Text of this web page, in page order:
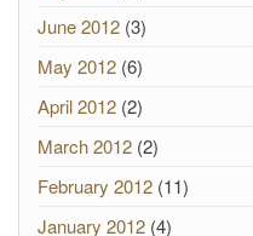
June 2012 (3)
May 2012 (6)
April 2012 (2)
March 2012 (2)
February 2012 (11)
January 2012 (4)